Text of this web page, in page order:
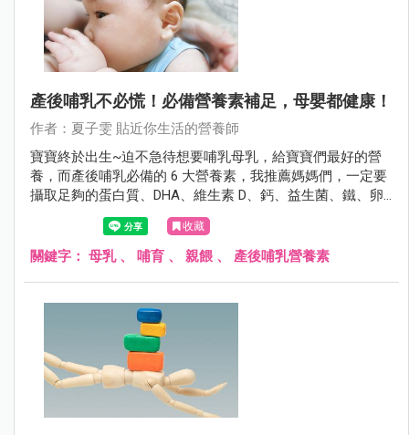
產後哺乳不必慌！必備營養素補足，母嬰都健康！
作者：夏子雯 貼近你生活的營養師
寶寶終於出生~迫不急待想要哺乳母乳，給寶寶們最好的營
養，而產後哺乳必備的 6 大營養素，我推薦媽媽們，一定要
攝取足夠的蛋白質、DHA、維生素 D、鈣、益生菌、鐵、卵
磷脂等營養素，母乳質量好，寶寶自然長得好！
收藏
關鍵字： 母乳、 哺育 、 親餵 、 產後哺乳營養素